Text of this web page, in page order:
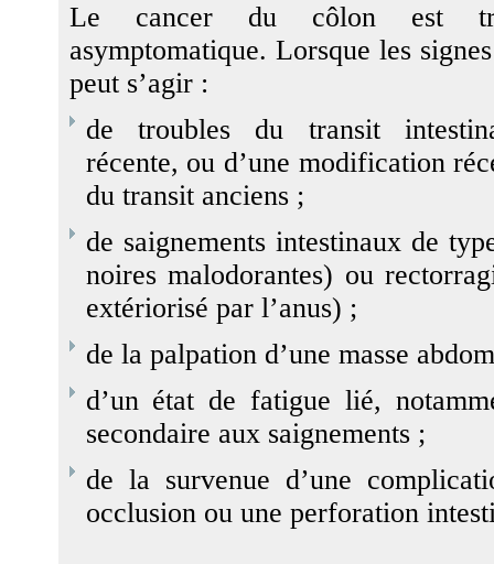
Le cancer du côlon est
asymptomatique. Lorsque les
peut s’agir :
de troubles du transit
récente, ou d’une modification
du transit anciens ;
de saignements intestinaux de
noires malodorantes) ou
extériorisé par l’anus) ;
de la palpation d’une masse
d’un état de fatigue lié,
secondaire aux saignements ;
de la survenue d’une
occlusion ou une perforation